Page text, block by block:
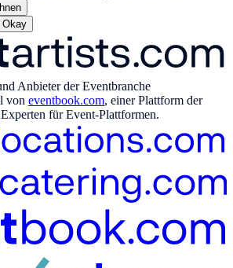
Okay
Anbieter der Eventbranche
von eventbook.com, einer Plattform der
für Event-Plattformen.